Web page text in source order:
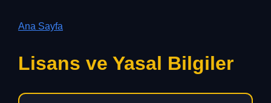
Ana Sayfa
Lisans ve Yasal Bilgiler